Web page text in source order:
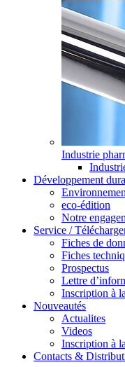
Industrie
Développement
eco-édition
Notre
Service /
Fiches de
Fiches
Prospectus
Lettre
Inscription à
Nouveautés
Actualites
Videos
Inscription à
Contacts &